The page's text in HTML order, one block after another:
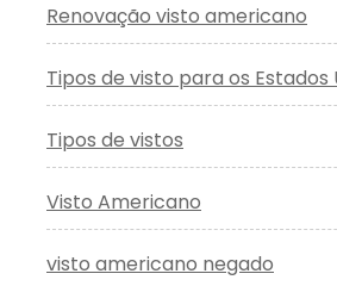
Renovação visto americano
Tipos de visto para os Estados
Tipos de vistos
Visto Americano
visto americano negado